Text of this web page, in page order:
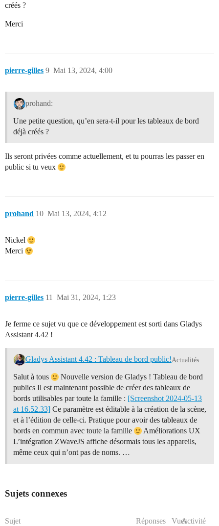
créés ?
Merci
pierre-gilles Mai 13, 2024, 4:00
9
prohand:
Une petite question, qu’en sera-t-il pour les tableaux de bord
déjà créés ?
Ils seront privées comme actuellement, et tu pourras les passer en
public si tu veux
prohand Mai 13, 2024, 4:12
10
Nickel
Merci
pierre-gilles Mai 31, 2024, 1:23
11
Je ferme ce sujet vu que ce développement est sorti dans Gladys
Assistant 4.42 !
Gladys Assistant 4.42 : Tableau de bord public!Actualités
Salut à tous
Nouvelle version de Gladys ! Tableau de bord
publics Il est maintenant possible de créer des tableaux de
bords utilisables par toute la famille : [Screenshot 2024-05-13
at 16.52.33] Ce paramètre est éditable à la création de la scène,
et à l’édition de celle-ci. Pratique pour avoir des tableaux de
bords en commun avec toute la famille
Améliorations UX
L’intégration ZWaveJS affiche désormais tous les appareils,
même ceux qui n’ont pas de noms. …
Sujets connexes
Sujet Réponses VuesActivité